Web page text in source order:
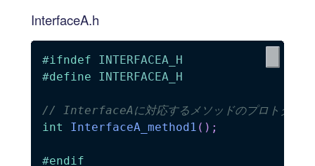
InterfaceA.h
#ifndef
INTERFACEA_H
#define INTERFACEA_H
// InterfaceAに対応するメソッドのプロトタイプ
int
InterfaceA_method1 ( ) ;
#endif